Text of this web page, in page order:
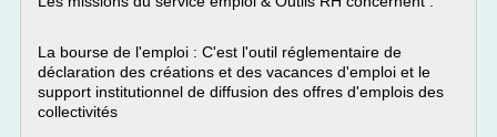
La bourse de l'emploi : C'est l'outil réglementaire de
déclaration des créations et des vacances d'emploi et le
support institutionnel de diffusion des offres d'emplois des
collectivités